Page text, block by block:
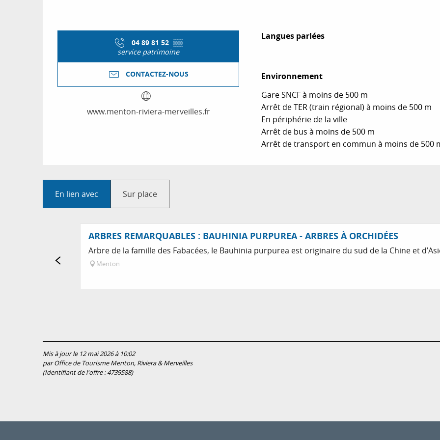
04 89 81 52 ▒▒
service patrimoine
CONTACTEZ-NOUS
www.menton-riviera-merveilles.fr
Langues parlées
Langues parlées
Environnement
Environnement
Gare SNCF à moins de 500 m
Arrêt de TER (train régional) à moins de 500 m
En périphérie de la ville
Arrêt de bus à moins de 500 m
Arrêt de transport en commun à moins de 500
En lien avec Sur place
ARBRES REMARQUABLES : BAUHINIA PURPUREA - ARBRES À ORCHIDÉES
Arbre de la famille des Fabacées, le Bauhinia purpurea est originaire du sud de la Chine et
Menton
Mis à jour le 12 mai 2026 à 10:02
par Office de Tourisme Menton, Riviera & Merveilles
(Identifiant de l'offre :4739588)